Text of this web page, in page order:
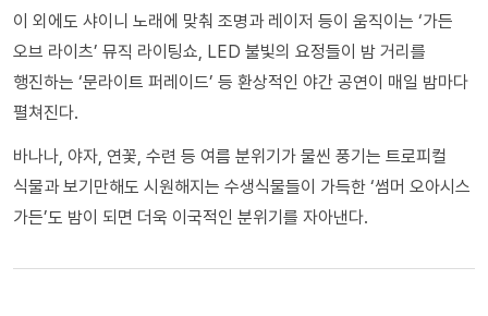
이 외에도 샤이니 노래에 맞춰 조명과 레이저 등이 움직이는 ‘가든
오브 라이츠’ 뮤직 라이팅쇼, LED 불빛의 요정들이 밤 거리를
행진하는 ‘문라이트 퍼레이드’ 등 환상적인 야간 공연이 매일 밤마다
펼쳐진다.
바나나, 야자, 연꽃, 수련 등 여름 분위기가 물씬 풍기는 트로피컬
식물과 보기만해도 시원해지는 수생식물들이 가득한 ‘썸머 오아시스
가든’도 밤이 되면 더욱 이국적인 분위기를 자아낸다.